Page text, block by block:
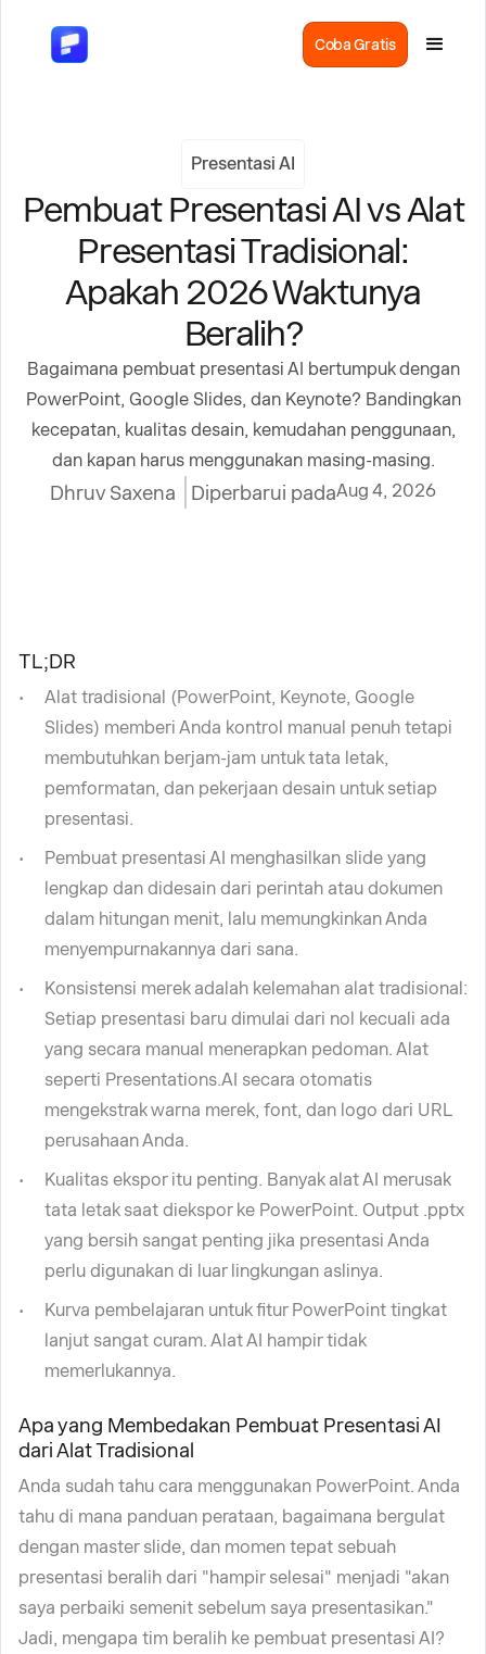
Coba Gratis
Presentasi AI
Pembuat Presentasi AI vs Alat
Presentasi Tradisional:
Apakah 2026 Waktunya
Beralih?
Bagaimana pembuat presentasi AI bertumpuk dengan
PowerPoint, Google Slides, dan Keynote? Bandingkan
kecepatan, kualitas desain, kemudahan penggunaan,
dan kapan harus menggunakan masing-masing.
Dhruv Saxena Diperbarui padaAug 4, 2026
TL;DR
Alat tradisional (PowerPoint, Keynote, Google
Slides) memberi Anda kontrol manual penuh tetapi
membutuhkan berjam-jam untuk tata letak,
pemformatan, dan pekerjaan desain untuk setiap
presentasi.
Pembuat presentasi AI menghasilkan slide yang
lengkap dan didesain dari perintah atau dokumen
dalam hitungan menit, lalu memungkinkan Anda
menyempurnakannya dari sana.
Konsistensi merek adalah kelemahan alat tradisional:
Setiap presentasi baru dimulai dari nol kecuali ada
yang secara manual menerapkan pedoman. Alat
seperti Presentations.AI secara otomatis
mengekstrak warna merek, font, dan logo dari URL
perusahaan Anda.
Kualitas ekspor itu penting. Banyak alat AI merusak
tata letak saat diekspor ke PowerPoint. Output .pptx
yang bersih sangat penting jika presentasi Anda
perlu digunakan di luar lingkungan aslinya.
Kurva pembelajaran untuk fitur PowerPoint tingkat
lanjut sangat curam. Alat AI hampir tidak
memerlukannya.
Apa yang Membedakan Pembuat Presentasi AI
dari Alat Tradisional
Anda sudah tahu cara menggunakan PowerPoint. Anda
tahu di mana panduan perataan, bagaimana bergulat
dengan master slide, dan momen tepat sebuah
presentasi beralih dari "hampir selesai" menjadi "akan
saya perbaiki semenit sebelum saya presentasikan."
Jadi, mengapa tim beralih ke pembuat presentasi AI?